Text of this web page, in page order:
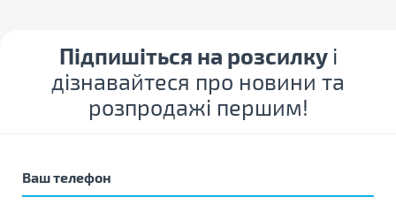
Підпишіться на розсилку і
дізнавайтеся про новини та
розпродажі першим!